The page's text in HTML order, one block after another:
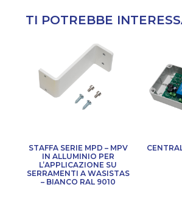
TI POTREBBE
STAFFA SERIE MPD – MPV
IN ALLUMINIO PER
L’APPLICAZIONE SU
SERRAMENTI A WASISTAS
– BIANCO RAL 9010